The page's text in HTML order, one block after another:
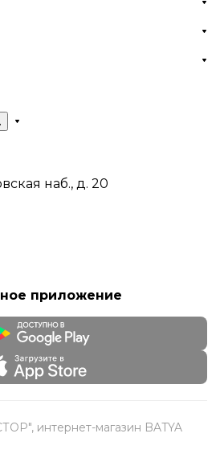
наб., д. 20
приложение
интернет-магазин BATYA